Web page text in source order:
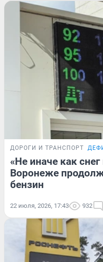
ДОРОГИ И ТРАНСПОРТ
«Не иначе как
Воронеже
бензин
22 июля, 2026, 17:43 932